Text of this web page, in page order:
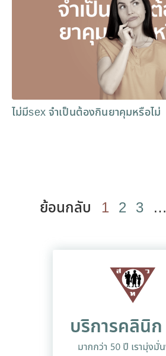
ไม่มีsex จำเป็นต้องกินยาคุมหรือไม่
ย้อนกลับ 1 2 3 …